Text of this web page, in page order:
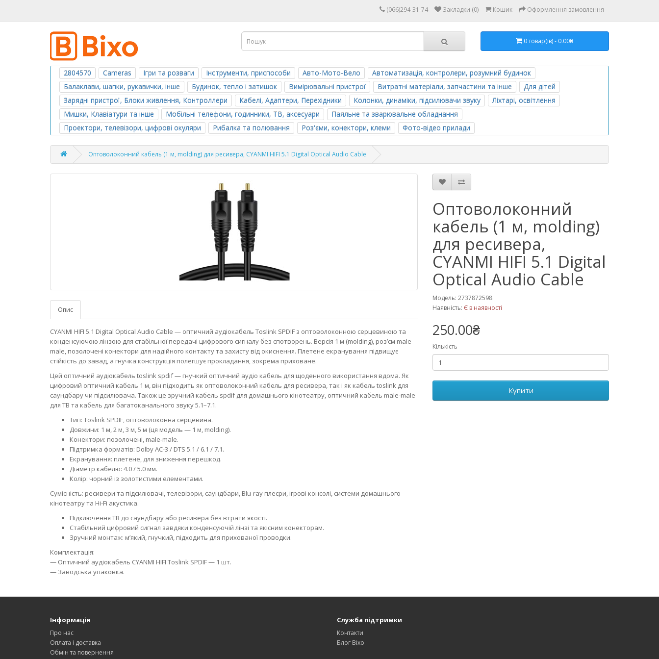
(066)294-31-74 Закладки (0) Кошик Оформлення замовлення
0 товар(ів) - 0.00₴
2804570 Cameras Ігри та розваги Інструменти, приспособи Авто-Мото-Вело
Автоматизація, контролери, розумний будинок
Балаклави, шапки, рукавички, інше
Будинок, тепло і затишок Вимірювальні пристрої Витратні матеріали, запчастини та інше
Для дітей
Зарядні пристрої, Блоки живлення, Контроллери
Кабелі, Адаптери, Перехідники Колонки, динаміки, підсилювачи звуку
Ліхтарі, освітлення
Мишки, Клавіатури та інше
Мобільні телефони, годинники, ТВ, аксесуари
Паяльне та зварювальне обладнання
Проектори, телевізори, цифрові окуляри
Рибалка та полювання Роз'єми, конектори, клеми Фото-відео прилади
Оптоволоконний кабель (1 м, molding) для ресивера, CYANMI HIFI 5.1 Digital Optical Audio Cable
Опис
CYANMI HIFI 5.1 Digital Optical Audio Cable — оптичний аудіокабель Toslink SPDIF з оптоволоконною серцевиною та
конденсуючою лінзою для стабільної передачі цифрового сигналу без спотворень. Версія 1 м (molding), роз’єм male-
male, позолочені конектори для надійного контакту та захисту від окиснення. Плетене екранування підвищує
стійкість до завад, а гнучка конструкція полегшує прокладання, зокрема приховане.
Цей оптичний аудіокабель toslink spdif — гнучкий оптичний аудіо кабель для щоденного використання вдома. Як
цифровий оптичний кабель 1 м, він підходить як оптоволоконний кабель для ресивера, так і як кабель toslink для
саундбару чи підсилювача. Також це зручний кабель spdif для домашнього кінотеатру, оптичний кабель male-male
для ТВ та кабель для багатоканального звуку 5.1–7.1.
Тип: Toslink SPDIF, оптоволоконна серцевина.
Довжини: 1 м, 2 м, 3 м, 5 м (ця модель — 1 м, molding).
Конектори: позолочені, male-male.
Підтримка форматів: Dolby AC-3 / DTS 5.1 / 6.1 / 7.1.
Екранування: плетене, для зниження перешкод.
Діаметр кабелю: 4.0 / 5.0 мм.
Колір: чорний із золотистими елементами.
Сумісність: ресивери та підсилювачі, телевізори, саундбари, Blu-ray плеєри, ігрові консолі, системи домашнього
кінотеатру та Hi‑Fi акустика.
Підключення ТВ до саундбару або ресивера без втрати якості.
Стабільний цифровий сигнал завдяки конденсуючій лінзі та якісним конекторам.
Зручний монтаж: м’який, гнучкий, підходить для прихованої проводки.
Комплектація:
— Оптичний аудіокабель CYANMI HIFI Toslink SPDIF — 1 шт.
— Заводська упаковка.
Оптоволоконний
кабель (1 м, molding)
для ресивера,
CYANMI HIFI 5.1 Digital
Optical Audio Cable
Модель: 2737872598
Наявність: Є в наявності
250.00₴
Кількість
Купити
Інформація
Про нас
Оплата і доставка
Обмін та повернення
Служба підтримки
Контакти
Блог Bixo